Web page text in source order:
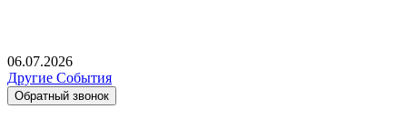
06.07.2026
Другие События
Обратный звонок